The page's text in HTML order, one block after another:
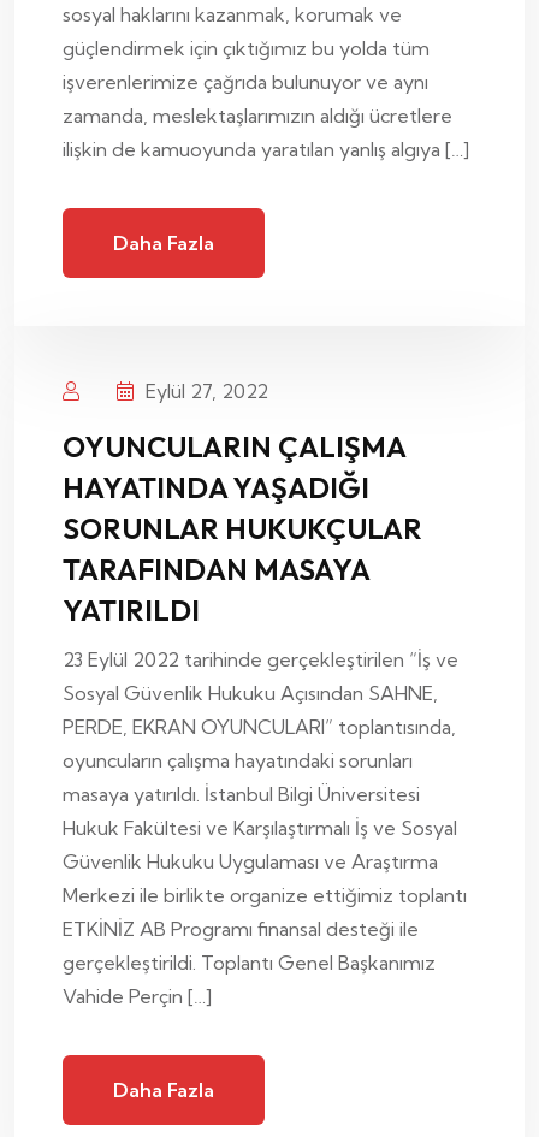
sosyal haklarını kazanmak, korumak ve
güçlendirmek için çıktığımız bu yolda tüm
işverenlerimize çağrıda bulunuyor ve aynı
zamanda, meslektaşlarımızın aldığı ücretlere
ilişkin de kamuoyunda yaratılan yanlış algıya […]
Daha Fazla
Eylül 27, 2022
OYUNCULARIN ÇALIŞMA
HAYATINDA YAŞADIĞI
SORUNLAR HUKUKÇULAR
TARAFINDAN MASAYA
YATIRILDI
23 Eylül 2022 tarihinde gerçekleştirilen “İş ve
Sosyal Güvenlik Hukuku Açısından SAHNE,
PERDE, EKRAN OYUNCULARI” toplantısında,
oyuncuların çalışma hayatındaki sorunları
masaya yatırıldı. İstanbul Bilgi Üniversitesi
Hukuk Fakültesi ve Karşılaştırmalı İş ve Sosyal
Güvenlik Hukuku Uygulaması ve Araştırma
Merkezi ile birlikte organize ettiğimiz toplantı
ETKİNİZ AB Programı finansal desteği ile
gerçekleştirildi. Toplantı Genel Başkanımız
Vahide Perçin […]
Daha Fazla